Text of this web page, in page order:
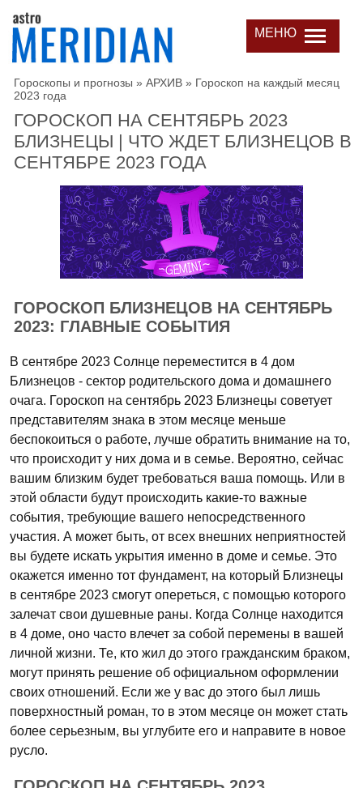
МЕНЮ
Гороскопы и прогнозы » АРХИВ » Гороскоп на каждый месяц
2023 года
ГОРОСКОП НА СЕНТЯБРЬ 2023
БЛИЗНЕЦЫ | ЧТО ЖДЕТ БЛИЗНЕЦОВ В
СЕНТЯБРЕ 2023 ГОДА
ГОРОСКОП БЛИЗНЕЦОВ НА СЕНТЯБРЬ
2023: ГЛАВНЫЕ СОБЫТИЯ
В сентябре 2023 Солнце переместится в 4 дом
Близнецов - сектор родительского дома и домашнего
очага. Гороскоп на сентябрь 2023 Близнецы советует
представителям знака в этом месяце меньше
беспокоиться о работе, лучше обратить внимание на то,
что происходит у них дома и в семье. Вероятно, сейчас
вашим близким будет требоваться ваша помощь. Или в
этой области будут происходить какие-то важные
события, требующие вашего непосредственного
участия. А может быть, от всех внешних неприятностей
вы будете искать укрытия именно в доме и семье. Это
окажется именно тот фундамент, на который Близнецы
в сентябре 2023 смогут опереться, с помощью которого
залечат свои душевные раны. Когда Солнце находится
в 4 доме, оно часто влечет за собой перемены в вашей
личной жизни. Те, кто жил до этого гражданским браком,
могут принять решение об официальном оформлении
своих отношений. Если же у вас до этого был лишь
поверхностный роман, то в этом месяце он может стать
более серьезным, вы углубите его и направите в новое
русло.